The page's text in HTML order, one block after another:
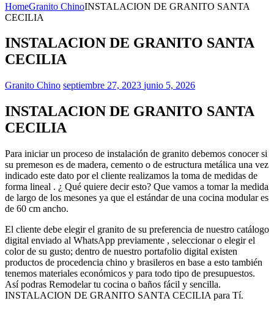
HomeGranito ChinoINSTALACION DE GRANITO SANTA
CECILIA
INSTALACION DE GRANITO SANTA
CECILIA
Granito Chino septiembre 27, 2023 junio 5, 2026
INSTALACION DE GRANITO SANTA
CECILIA
Para iniciar un proceso de instalación de granito debemos conocer si
su premeson es de madera, cemento o de estructura metálica una vez
indicado este dato por el cliente realizamos la toma de medidas de
forma lineal . ¿ Qué quiere decir esto? Que vamos a tomar la medida
de largo de los mesones ya que el estándar de una cocina modular es
de 60 cm ancho.
El cliente debe elegir el granito de su preferencia de nuestro catálogo
digital enviado al WhatsApp previamente , seleccionar o elegir el
color de su gusto; dentro de nuestro portafolio digital existen
productos de procedencia chino y brasileros en base a esto también
tenemos materiales económicos y para todo tipo de presupuestos.
Así podras Remodelar tu cocina o baños fácil y sencilla.
INSTALACION DE GRANITO SANTA CECILIA para Tí.